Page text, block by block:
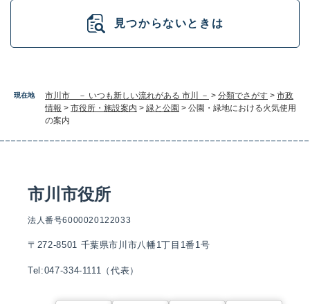
現在地 市川市 － いつも新しい流れがある 市川 － > 分類でさがす > 市政
情報 > 市役所・施設案内 > 緑と公園 > 公園・緑地における火気使用
の案内
見つからないときは
市川市役所
法人番号6000020122033
〒272-8501 千葉県市川市八幡1丁目1番1号
Tel:047-334-1111（代表）